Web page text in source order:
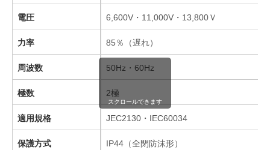
電圧 6,600V・11,000V・13,800Ｖ
力率 85％（遅れ）
周波数 50Hz・60Hz
極数 2極
適用規格 JEC2130・IEC60034
保護方式 IP44（全閉防沫形）
スクロールできます